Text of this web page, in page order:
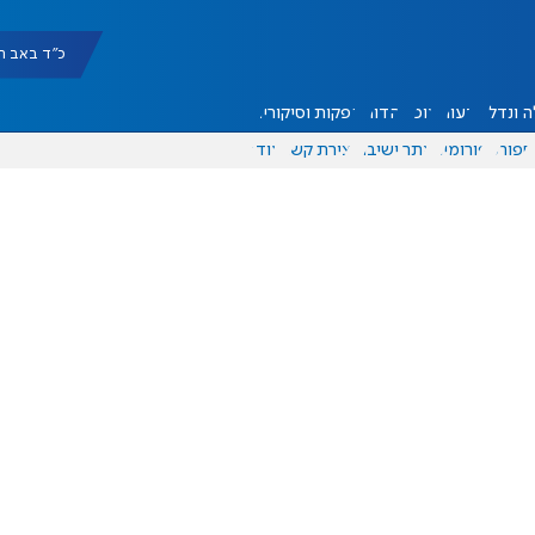
כ"ד באב תשפ"ו
ונדל"ן דעות אוכל יהדות הפקות וסיקורים
ספורט פורומים אתר ישיבה יצירת קשר עוד